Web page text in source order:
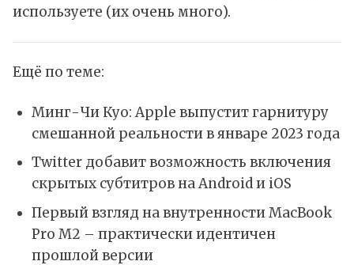
используете (их очень много).
Ещё по теме:
Минг-Чи Куо: Apple выпустит гарнитуру
смешанной реальности в январе 2023 года
Twitter добавит возможность включения
скрытых субтитров на Android и iOS
Первый взгляд на внутренности MacBook
Pro M2 – практически идентичен
прошлой версии